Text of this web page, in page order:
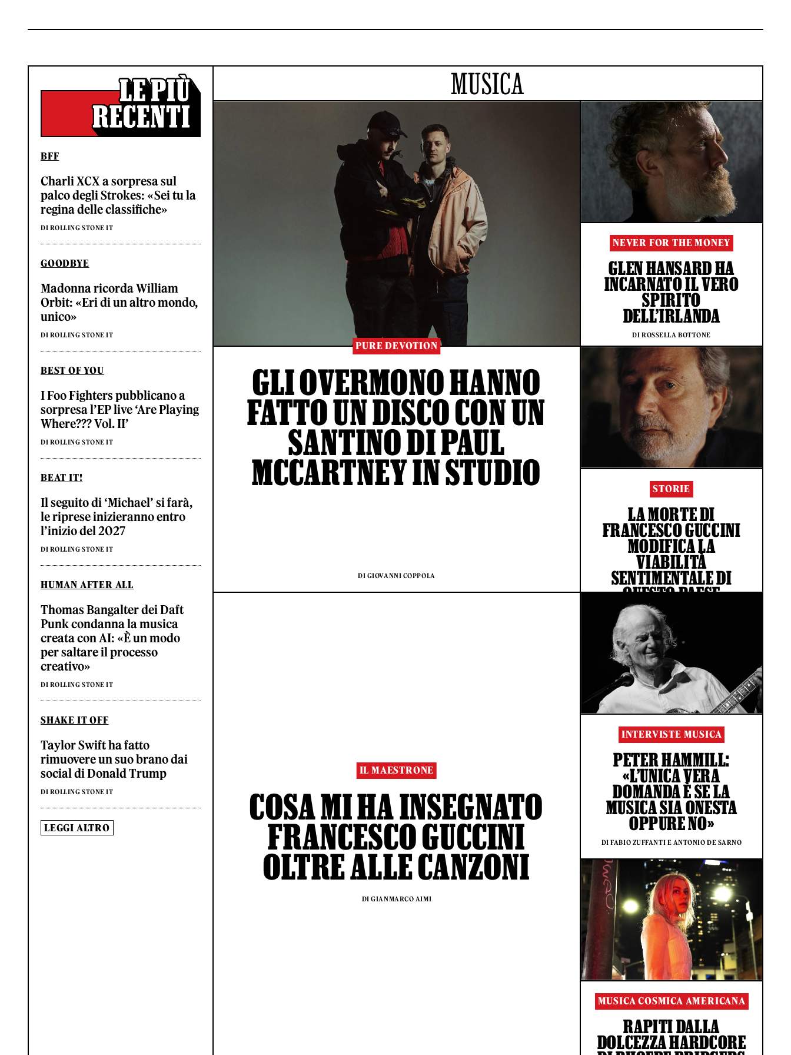
BFF
Charli XCX a sorpresa sul
palco degli Strokes: «Sei tu la
regina delle classifiche»
DI ROLLING STONE IT
GOODBYE
Madonna ricorda William
Orbit: «Eri di un altro mondo,
unico»
DI ROLLING STONE IT
BEST OF YOU
I Foo Fighters pubblicano a
sorpresa l’EP live ‘Are Playing
Where??? Vol. II’
DI ROLLING STONE IT
BEAT IT!
Il seguito di ‘Michael’ si farà,
le riprese inizieranno entro
l’inizio del 2027
DI ROLLING STONE IT
HUMAN AFTER ALL
Thomas Bangalter dei Daft
Punk condanna la musica
creata con AI: «È un modo
per saltare il processo
creativo»
DI ROLLING STONE IT
SHAKE IT OFF
Taylor Swift ha fatto
rimuovere un suo brano dai
social di Donald Trump
DI ROLLING STONE IT
LEGGI ALTRO
MUSICA
PURE DEVOTION
GLI OVERMONO HANNO
FATTO UN DISCO CON UN
SANTINO DI PAUL
MCCARTNEY IN STUDIO
DI GIOVANNI COPPOLA
NEVER FOR THE MONEY
GLEN HANSARD HA
INCARNATO IL VERO
SPIRITO
DELL’IRLANDA
DI ROSSELLA BOTTONE
STORIE
LA MORTE DI
FRANCESCO GUCCINI
MODIFICA LA
VIABILITÀ
SENTIMENTALE DI
QUESTO PAESE
DI GIOVANNI DE STEFANO
IL MAESTRONE
COSA MI HA INSEGNATO
FRANCESCO GUCCINI
OLTRE ALLE CANZONI
DI GIANMARCO AIMI
INTERVISTE MUSICA
PETER HAMMILL:
«L’UNICA VERA
DOMANDA È SE LA
MUSICA SIA ONESTA
OPPURE NO»
DI FABIO ZUFFANTI E ANTONIO DE SARNO
MUSICA COSMICA AMERICANA
RAPITI DALLA
DOLCEZZA HARDCORE